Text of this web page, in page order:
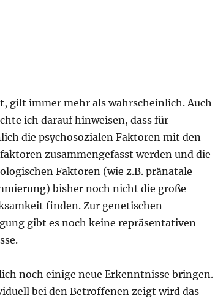
gilt immer mehr als wahrscheinlich. Auch
ich darauf hinweisen, dass für
die psychosozialen Faktoren mit den
zusammengefasst werden und die
Faktoren (wie z.B. pränatale
bisher noch nicht die große
finden. Zur genetischen
gibt es noch keine repräsentativen
noch einige neue Erkenntnisse bringen.
bei den Betroffenen zeigt wird das